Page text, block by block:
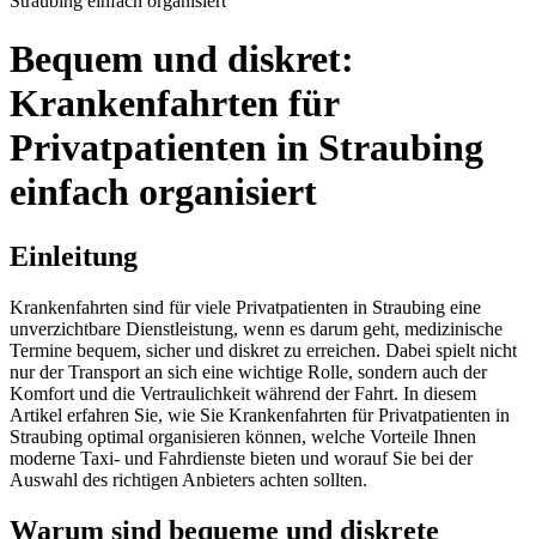
Bequem und diskret:
Krankenfahrten für
Privatpatienten in Straubing
einfach organisiert
Einleitung
Krankenfahrten sind für viele Privatpatienten in Straubing eine
unverzichtbare Dienstleistung, wenn es darum geht, medizinische
Termine bequem, sicher und diskret zu erreichen. Dabei spielt nicht
nur der Transport an sich eine wichtige Rolle, sondern auch der
Komfort und die Vertraulichkeit während der Fahrt. In diesem
Artikel erfahren Sie, wie Sie Krankenfahrten für Privatpatienten in
Straubing optimal organisieren können, welche Vorteile Ihnen
moderne Taxi- und Fahrdienste bieten und worauf Sie bei der
Auswahl des richtigen Anbieters achten sollten.
Warum sind bequeme und diskrete